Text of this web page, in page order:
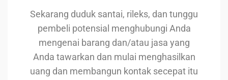
Sekarang duduk santai, rileks, dan tunggu
pembeli potensial menghubungi Anda
mengenai barang dan/atau jasa yang
Anda tawarkan dan mulai menghasilkan
uang dan membangun kontak secepat itu